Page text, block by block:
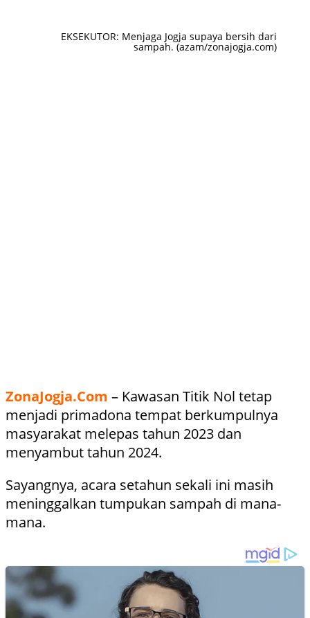
EKSEKUTOR: Menjaga Jogja supaya bersih dari
sampah. (azam/zonajogja.com)
ZonaJogja.Com – Kawasan Titik Nol tetap
menjadi primadona tempat berkumpulnya
masyarakat melepas tahun 2023 dan
menyambut tahun 2024.
Sayangnya, acara setahun sekali ini masih
meninggalkan tumpukan sampah di mana-
mana.